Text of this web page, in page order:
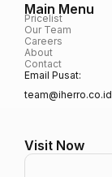
Main Menu
Pricelist
Our Team
Careers
About
Contact
Email Pusat:
team@iherro.co.id
Visit Now